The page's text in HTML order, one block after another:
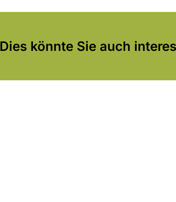
Dies könnte Sie auch